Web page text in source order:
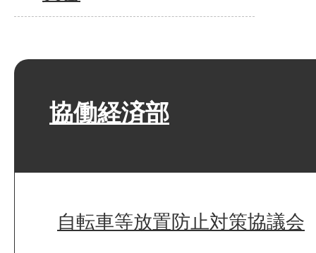
協働経済部
自転車等放置防止対策協議会